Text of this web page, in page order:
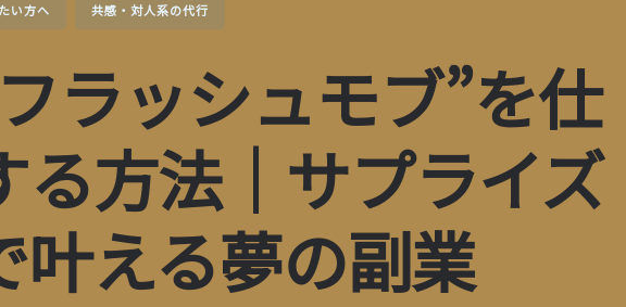
い方へ 共感・対人系の代行
ラッシュモブ”を仕
る方法｜サプライズ
叶える夢の副業